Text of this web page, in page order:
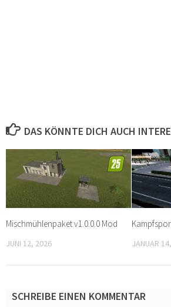
DAS KÖNNTE DICH AUCH
Mischmühlenpaket v1.0.0.0 Mod
JUNI 12, 2026 JANUAR
SCHREIBE EINEN KOMMENTAR